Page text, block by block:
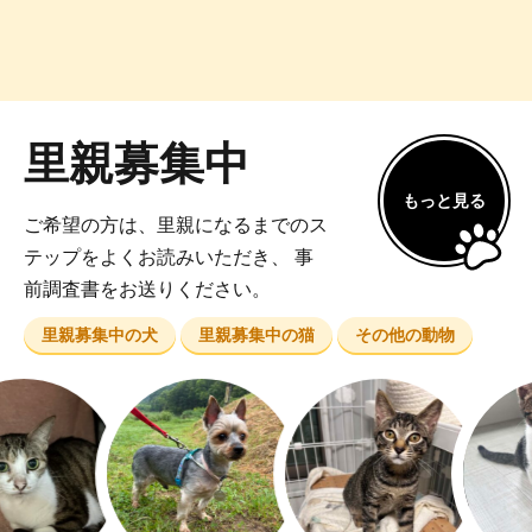
里親募集中
テップをよくお読みいただき、 事
前調査書をお送りください。
里親募集中の犬 里親募集中の猫